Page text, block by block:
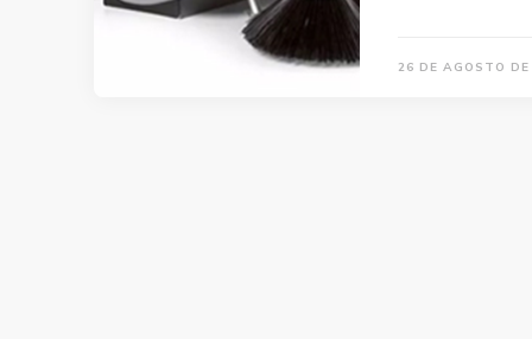
26 DE AGOSTO